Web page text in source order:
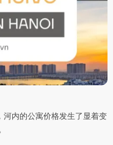
内的公寓价格发生了显着变